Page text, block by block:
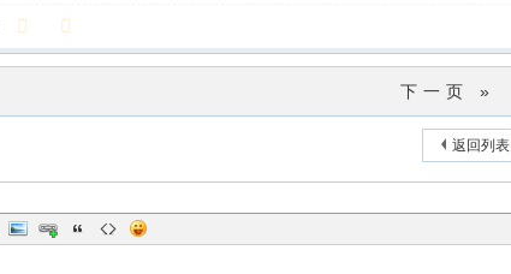
下一页 »
返回列表